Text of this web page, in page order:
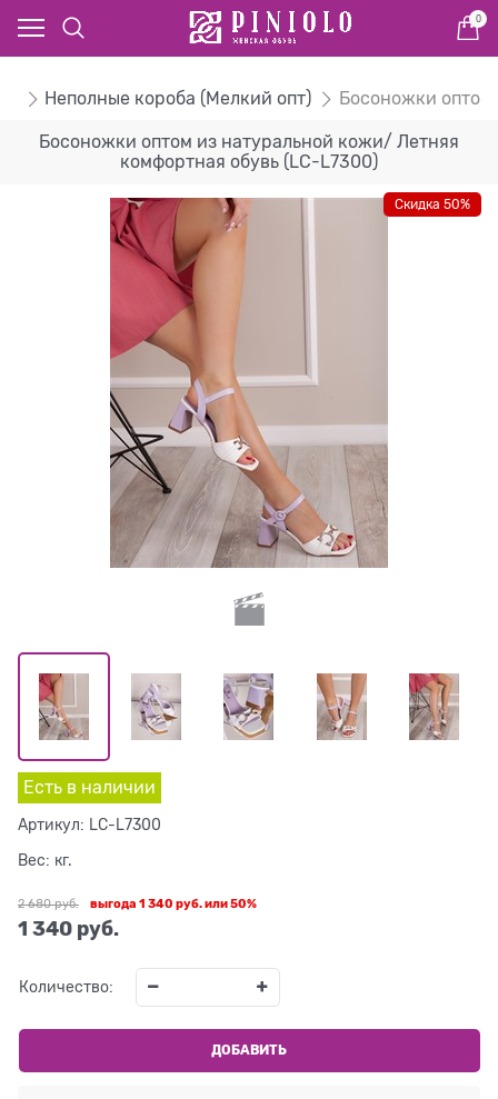
0
Неполные короба (Мелкий опт) Босоножки
Босоножки оптом из натуральной кожи/ Летняя
комфортная обувь (LC-L7300)
Скидка 50%
Есть в наличии
Артикул: LC-L7300
Вес: кг.
2 680 руб.
1 340 руб.
выгода 1 340 руб.или50%
Количество:
ДОБАВИТЬ